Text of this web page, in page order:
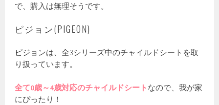
で、購入は無理そうです。
ピジョン(PIGEON)
ピジョンは、全3シリーズ中のチャイルドシートを取
り扱っています。
全て0歳～4歳対応のチャイルドシート なので、我が家
にぴったり！